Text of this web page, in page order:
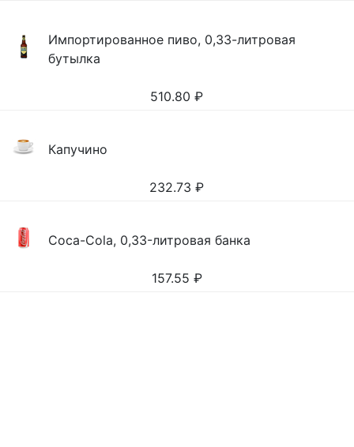
Импортированное пиво, 0,33-литровая
бутылка
510.80 ₽
Капучино
232.73 ₽
Coca-Cola, 0,33-литровая банка
157.55 ₽